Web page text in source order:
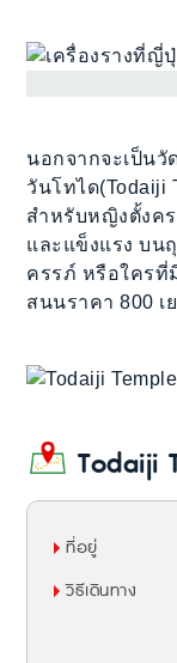
นอกจากจะเป็น
วันโทได(Todaiji
สำหรับหญิงตั้งค
และแข็งแรง บน
ครรภ์ หรือใครที่
สนนราคา 800 เ
Todaiji
ที่อยู่
วิธีเดินทาง